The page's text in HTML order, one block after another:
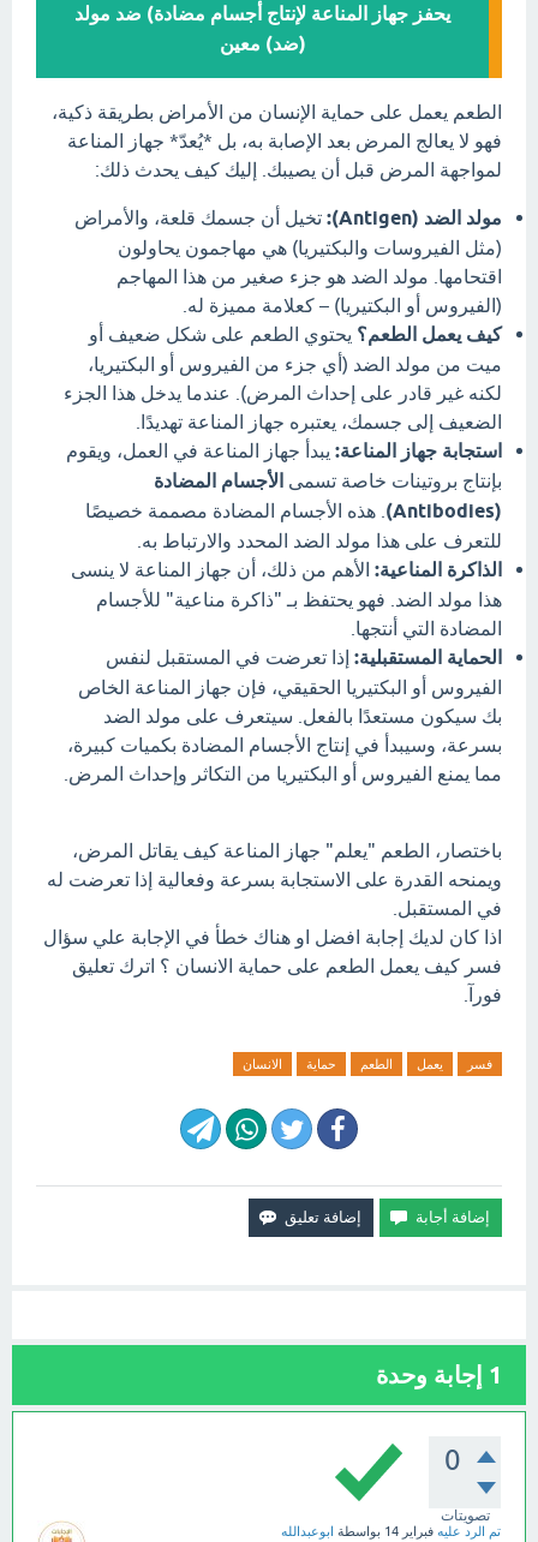
يحفز جهاز المناعة لإنتاج أجسام مضادة) ضد مولد
(ضد) معین
الطعم يعمل على حماية الإنسان من الأمراض بطريقة ذكية،
فهو لا يعالج المرض بعد الإصابة به، بل *يُعدّ* جهاز المناعة
لمواجهة المرض قبل أن يصيبك. إليك كيف يحدث ذلك:
مولد الضد (Antigen):
تخيل أن جسمك قلعة، والأمراض
(مثل الفيروسات والبكتيريا) هي مهاجمون يحاولون
اقتحامها. مولد الضد هو جزء صغير من هذا المهاجم
(الفيروس أو البكتيريا) – كعلامة مميزة له.
كيف يعمل الطعم؟ يحتوي الطعم على شكل ضعيف أو
ميت من مولد الضد (أي جزء من الفيروس أو البكتيريا،
لكنه غير قادر على إحداث المرض). عندما يدخل هذا الجزء
الضعيف إلى جسمك، يعتبره جهاز المناعة تهديدًا.
استجابة جهاز المناعة: يبدأ جهاز المناعة في العمل، ويقوم
بإنتاج بروتينات خاصة تسمى الأجسام المضادة
(Antibodies)
. هذه الأجسام المضادة مصممة خصيصًا
للتعرف على هذا مولد الضد المحدد والارتباط به.
الذاكرة المناعية: الأهم من ذلك، أن جهاز المناعة لا ينسى
هذا مولد الضد. فهو يحتفظ بـ "ذاكرة مناعية" للأجسام
المضادة التي أنتجها.
الحماية المستقبلية: إذا تعرضت في المستقبل لنفس
الفيروس أو البكتيريا الحقيقي، فإن جهاز المناعة الخاص
بك سيكون مستعدًا بالفعل. سيتعرف على مولد الضد
بسرعة، وسيبدأ في إنتاج الأجسام المضادة بكميات كبيرة،
مما يمنع الفيروس أو البكتيريا من التكاثر وإحداث المرض.
باختصار، الطعم "يعلم" جهاز المناعة كيف يقاتل المرض،
ويمنحه القدرة على الاستجابة بسرعة وفعالية إذا تعرضت له
في المستقبل.
اذا كان لديك إجابة افضل او هناك خطأ في الإجابة علي سؤال
فسر كيف يعمل الطعم على حماية الانسان ؟ اترك تعليق
فورآ.
فسر يعمل الطعم حماية الانسان
1 إجابة وحدة
0
تصويتات
تم الرد عليه فبراير 14 بواسطة ابوعبدالله